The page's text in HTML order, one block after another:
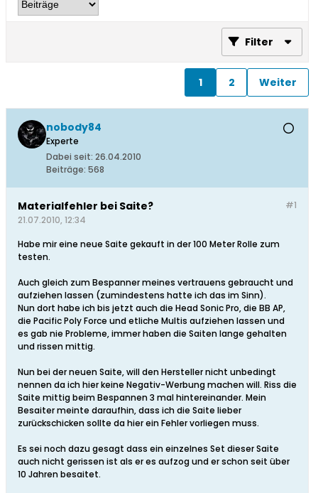
Filter
1 2 Weiter
nobody84
Experte
Dabei seit: 26.04.2010
Beiträge: 568
#1
Materialfehler bei Saite?
21.07.2010, 12:34
Habe mir eine neue Saite gekauft in der 100 Meter Rolle zum
testen.
Auch gleich zum Bespanner meines vertrauens gebraucht und
aufziehen lassen (zumindestens hatte ich das im Sinn).
Nun dort habe ich bis jetzt auch die Head Sonic Pro, die BB AP,
die Pacific Poly Force und etliche Multis aufziehen lassen und
es gab nie Probleme, immer haben die Saiten lange gehalten
und rissen mittig.
Nun bei der neuen Saite, will den Hersteller nicht unbedingt
nennen da ich hier keine Negativ-Werbung machen will. Riss die
Saite mittig beim Bespannen 3 mal hintereinander. Mein
Besaiter meinte daraufhin, dass ich die Saite lieber
zurückschicken sollte da hier ein Fehler vorliegen muss.
Es sei noch dazu gesagt dass ein einzelnes Set dieser Saite
auch nicht gerissen ist als er es aufzog und er schon seit über
10 Jahren besaitet.